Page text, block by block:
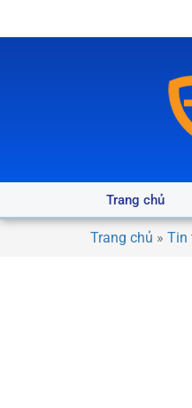
Trang chủ
Trang chủ » Tin